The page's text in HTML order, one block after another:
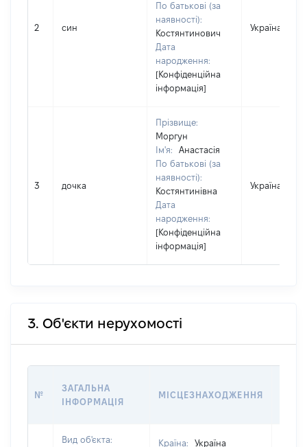
2 син
По батькові (за
наявності):
Костянтинович
Дата
народження:
[Конфіденційна
інформація]
Україна
3 дочка
Прізвище:
Моргун
Ім'я:
Анастасія
По батькові (за
наявності):
Костянтинівна
Дата
народження:
[Конфіденційна
інформація]
Україна
3. Об'єкти нерухомості
№
ЗАГАЛЬНА
ІНФОРМАЦІЯ
МІСЦЕЗНАХОДЖЕННЯ
Вид об'єкта: Країна: Україна